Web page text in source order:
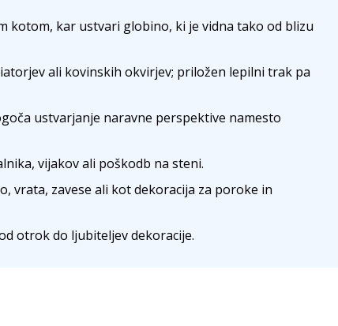
kar ustvari globino, ki je vidna tako od blizu
ali kovinskih okvirjev; priložen lepilni trak pa
ustvarjanje naravne perspektive namesto
vijakov ali poškodb na steni.
zavese ali kot dekoracija za poroke in
otrok do ljubiteljev dekoracije.